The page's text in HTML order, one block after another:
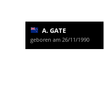
A. GATE
geboren am 26/11/1990